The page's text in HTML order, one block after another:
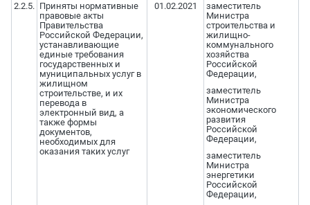
2.2.5. Приняты нормативные
правовые акты
Правительства
Российской Федерации,
устанавливающие
единые требования
государственных и
муниципальных услуг в
жилищном
строительстве, и их
перевода в
электронный вид, а
также формы
документов,
необходимых для
оказания таких услуг
01.02.2021
заместитель
Министра
строительства и
жилищно-
коммунального
хозяйства
Российской
Федерации,
заместитель
Министра
экономического
развития
Российской
Федерации,
заместитель
Министра
энергетики
Российской
Федерации,